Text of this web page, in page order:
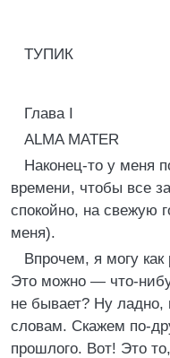
ТУПИК
Глава I
ALMA MATER
Наконец-то у меня
времени, чтобы все
спокойно, на свежую
меня).
Впрочем, я могу как
Это можно — что-
не бывает? Ну ладно,
словам. Скажем по-
прошлого. Вот! Это